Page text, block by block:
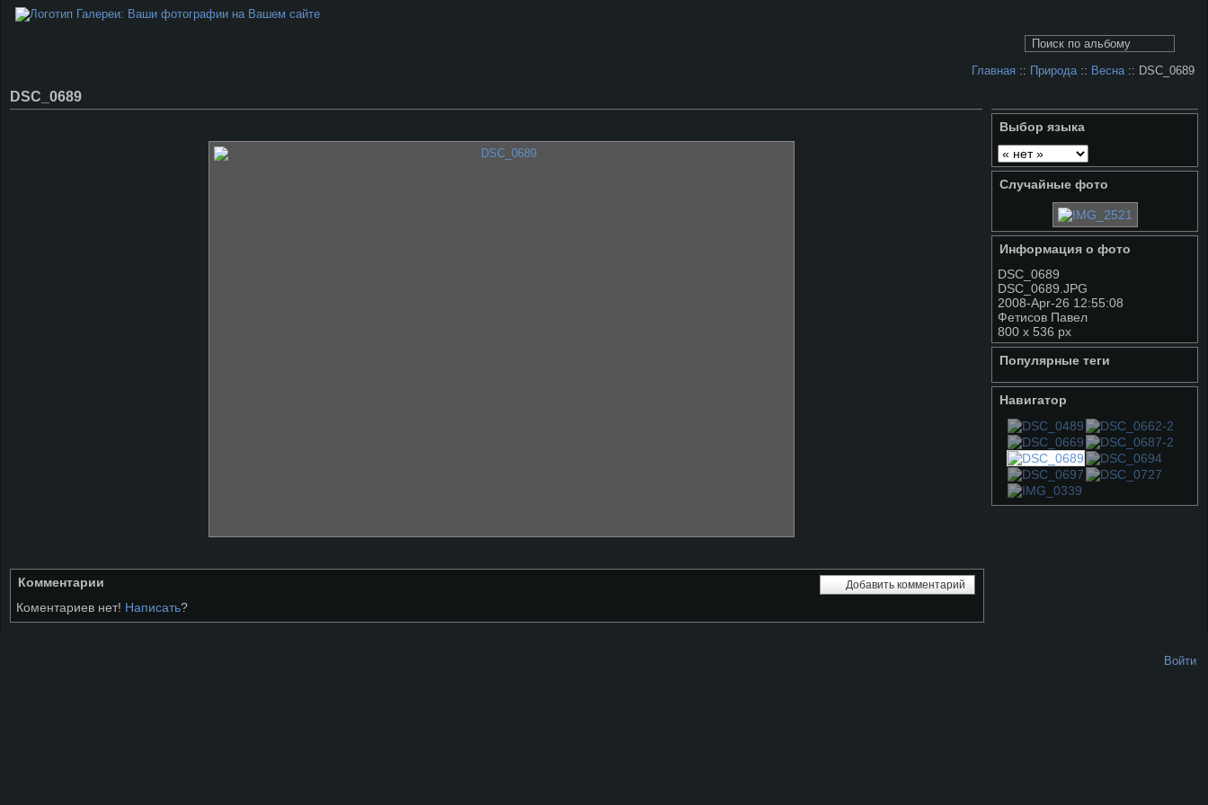
Главная :: Природа:: Весна:: DSC_0689
Выбор языка
Случайные фото
Информация о фото
DSC_0689
DSC_0689.JPG
2008-Apr-26 12:55:08
Фетисов Павел
800 x 536 px
Популярные теги
Навигатор
DSC_0689
Комментарии Добавить комментарий
Коментариев нет! Написать?
Войти